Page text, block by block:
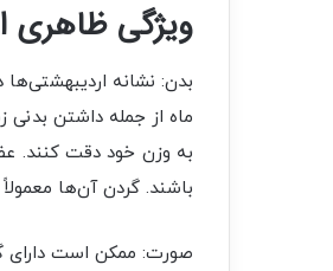
ویژگی‌ ظاهری
بدن: نشانه
ماه از جمله داشتن بدنی
به وزن خود دقت کنند.
باشند. گردن آن‌ها
صورت: ممکن است